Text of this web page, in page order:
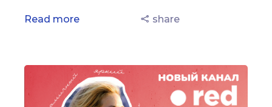
Read more share